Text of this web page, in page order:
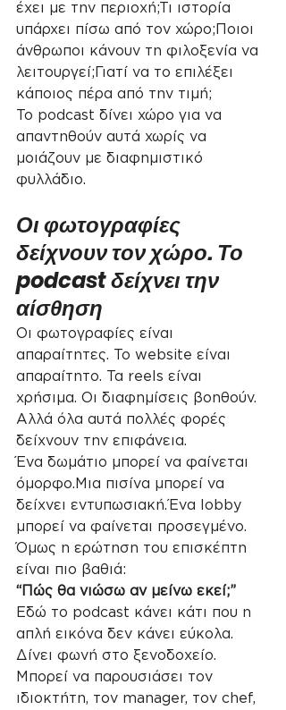
έχει με την περιοχή;Τι ιστορία
υπάρχει πίσω από τον χώρο;Ποιοι
άνθρωποι κάνουν τη φιλοξενία να
λειτουργεί;Γιατί να το επιλέξει
κάποιος πέρα από την τιμή;
Το podcast δίνει χώρο για να
απαντηθούν αυτά χωρίς να
μοιάζουν με διαφημιστικό
φυλλάδιο.
Οι φωτογραφίες
δείχνουν τον χώρο. Το
podcast δείχνει την
αίσθηση
Οι φωτογραφίες είναι
απαραίτητες. Το website είναι
απαραίτητο. Τα reels είναι
χρήσιμα. Οι διαφημίσεις βοηθούν.
Αλλά όλα αυτά πολλές φορές
δείχνουν την επιφάνεια.
Ένα δωμάτιο μπορεί να φαίνεται
όμορφο.Μια πισίνα μπορεί να
δείχνει εντυπωσιακή.Ένα lobby
μπορεί να φαίνεται προσεγμένο.
Όμως η ερώτηση του επισκέπτη
είναι πιο βαθιά:
“Πώς θα νιώσω αν μείνω εκεί;”
Εδώ το podcast κάνει κάτι που η
απλή εικόνα δεν κάνει εύκολα.
Δίνει φωνή στο ξενοδοχείο.
Μπορεί να παρουσιάσει τον
ιδιοκτήτη, τον manager, τον chef,